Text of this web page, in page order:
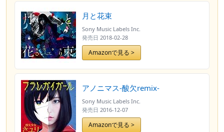
月と花束
Sony Music Labels Inc.
発売日 2018-02-28
Amazonで見る >
アノニマス-酸欠remix-
Sony Music Labels Inc.
発売日 2016-12-07
Amazonで見る >